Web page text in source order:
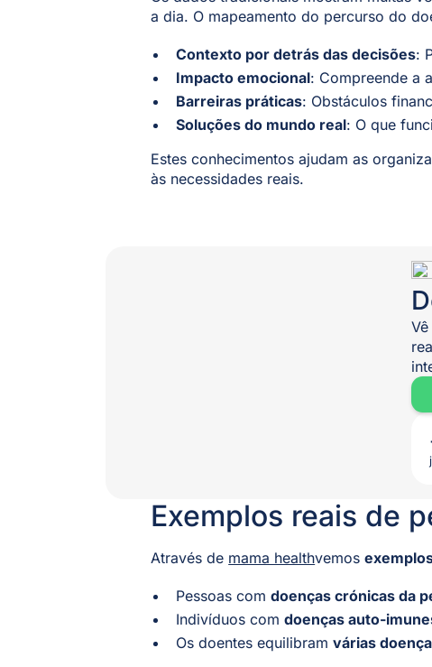
a dia. O mapeamento do percurso do
Contexto por detrás das decisões:
Impacto emocional: Compreende a
Barreiras práticas: Obstáculos
Soluções do mundo real: O que
Estes conhecimentos ajudam as
às necessidades reais.
Exemplos reais de
Através de mama healthvemos
Pessoas comdoenças crónicas da
Indivíduos comdoenças auto-
Os doentes equilibramvárias